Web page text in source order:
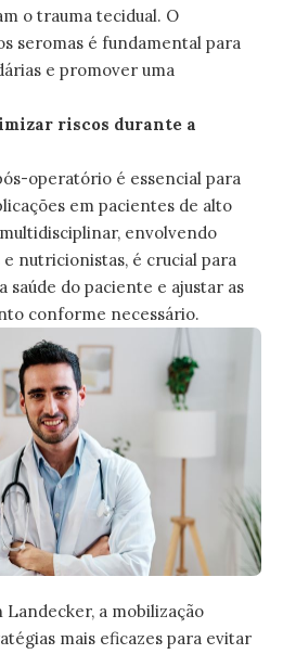
o trauma tecidual. O
seromas é fundamental para
e promover uma
riscos durante a
operatório é essencial para
em pacientes de alto
envolvendo
nutricionistas, é crucial para
saúde do paciente e ajustar as
conforme necessário.
Landecker, a mobilização
mais eficazes para evitar